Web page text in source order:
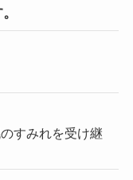
すみれを受け継